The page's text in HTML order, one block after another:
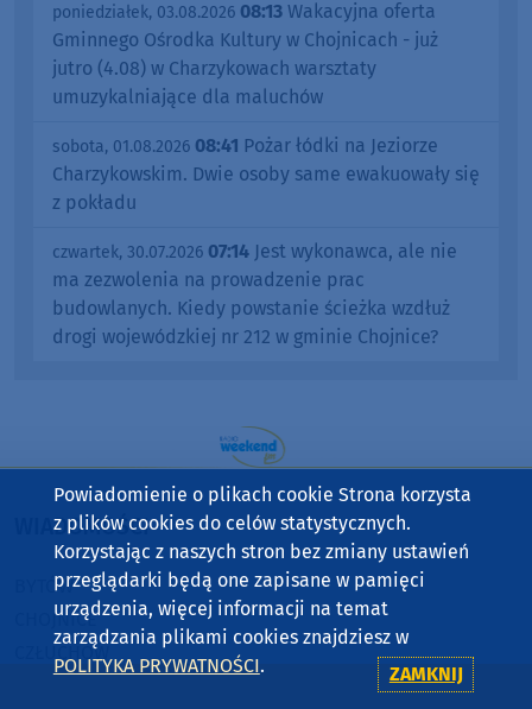
poniedziałek, 03.08.2026 08:13 Wakacyjna oferta
Gminnego Ośrodka Kultury w Chojnicach - już
jutro (4.08) w Charzykowach warsztaty
umuzykalniające dla maluchów
sobota, 01.08.2026 08:41 Pożar łódki na Jeziorze
Charzykowskim. Dwie osoby same ewakuowały się
z pokładu
czwartek, 30.07.2026 07:14 Jest wykonawca, ale nie
ma zezwolenia na prowadzenie prac
budowlanych. Kiedy powstanie ścieżka wzdłuż
drogi wojewódzkiej nr 212 w gminie Chojnice?
WIADOMOŚCI
BYTÓW
CHOJNICE
CZŁUCHÓW
Powiadomienie o plikach cookie Strona korzysta
z plików cookies do celów statystycznych.
Korzystając z naszych stron bez zmiany ustawień
przeglądarki będą one zapisane w pamięci
urządzenia, więcej informacji na temat
zarządzania plikami cookies znajdziesz w
POLITYKA PRYWATNOŚCI. ZAMKNIJ